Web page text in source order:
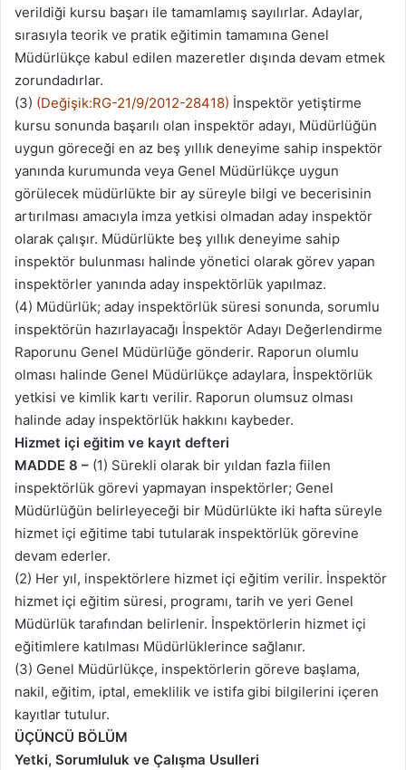
verildiği kursu başarı ile tamamlamış sayılırlar. Adaylar,
sırasıyla teorik ve pratik eğitimin tamamına Genel
Müdürlükçe kabul edilen mazeretler dışında devam etmek
zorundadırlar.
(3) (Değişik:RG-21/9/2012-28418) İnspektör yetiştirme
kursu sonunda başarılı olan inspektör adayı, Müdürlüğün
uygun göreceği en az beş yıllık deneyime sahip inspektör
yanında kurumunda veya Genel Müdürlükçe uygun
görülecek müdürlükte bir ay süreyle bilgi ve becerisinin
artırılması amacıyla imza yetkisi olmadan aday inspektör
olarak çalışır. Müdürlükte beş yıllık deneyime sahip
inspektör bulunması halinde yönetici olarak görev yapan
inspektörler yanında aday inspektörlük yapılmaz.
(4) Müdürlük; aday inspektörlük süresi sonunda, sorumlu
inspektörün hazırlayacağı İnspektör Adayı Değerlendirme
Raporunu Genel Müdürlüğe gönderir. Raporun olumlu
olması halinde Genel Müdürlükçe adaylara, İnspektörlük
yetkisi ve kimlik kartı verilir. Raporun olumsuz olması
halinde aday inspektörlük hakkını kaybeder.
Hizmet içi eğitim ve kayıt defteri
MADDE 8 – (1) Sürekli olarak bir yıldan fazla fiilen
inspektörlük görevi yapmayan inspektörler; Genel
Müdürlüğün belirleyeceği bir Müdürlükte iki hafta süreyle
hizmet içi eğitime tabi tutularak inspektörlük görevine
devam ederler.
(2) Her yıl, inspektörlere hizmet içi eğitim verilir. İnspektör
hizmet içi eğitim süresi, programı, tarih ve yeri Genel
Müdürlük tarafından belirlenir. İnspektörlerin hizmet içi
eğitimlere katılması Müdürlüklerince sağlanır.
(3) Genel Müdürlükçe, inspektörlerin göreve başlama,
nakil, eğitim, iptal, emeklilik ve istifa gibi bilgilerini içeren
kayıtlar tutulur.
ÜÇÜNCÜ BÖLÜM
Yetki, Sorumluluk ve Çalışma Usulleri